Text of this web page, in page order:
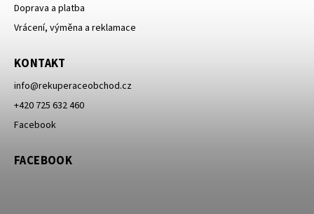
Doprava a platba
Vrácení, výměna a reklamace
KONTAKT
info@rekuperaceobchod.cz
+420 725 632 460
Facebook
FACEBOOK